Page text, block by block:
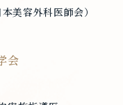
美容外科医師会）
会